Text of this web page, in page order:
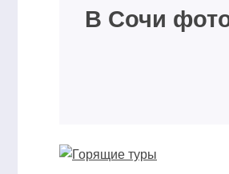
В Сочи